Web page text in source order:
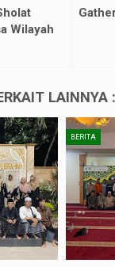
Wilayah
LAINNYA :
BERITA